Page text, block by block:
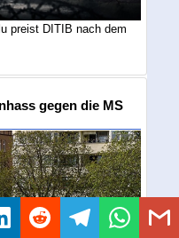
preist DITIB nach dem
gegen die MS